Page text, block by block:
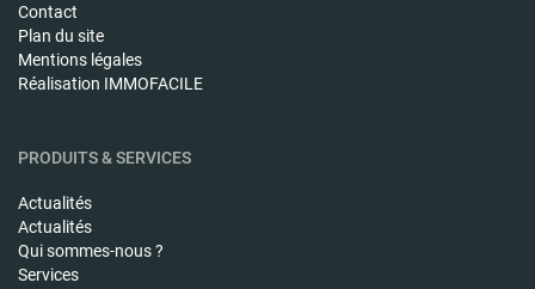
Contact
Plan du site
Mentions légales
Réalisation IMMOFACILE
PRODUITS & SERVICES
Actualités
Actualités
Qui sommes-nous ?
Services